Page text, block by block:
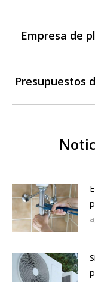
entre
Empresa de
Presupuestos